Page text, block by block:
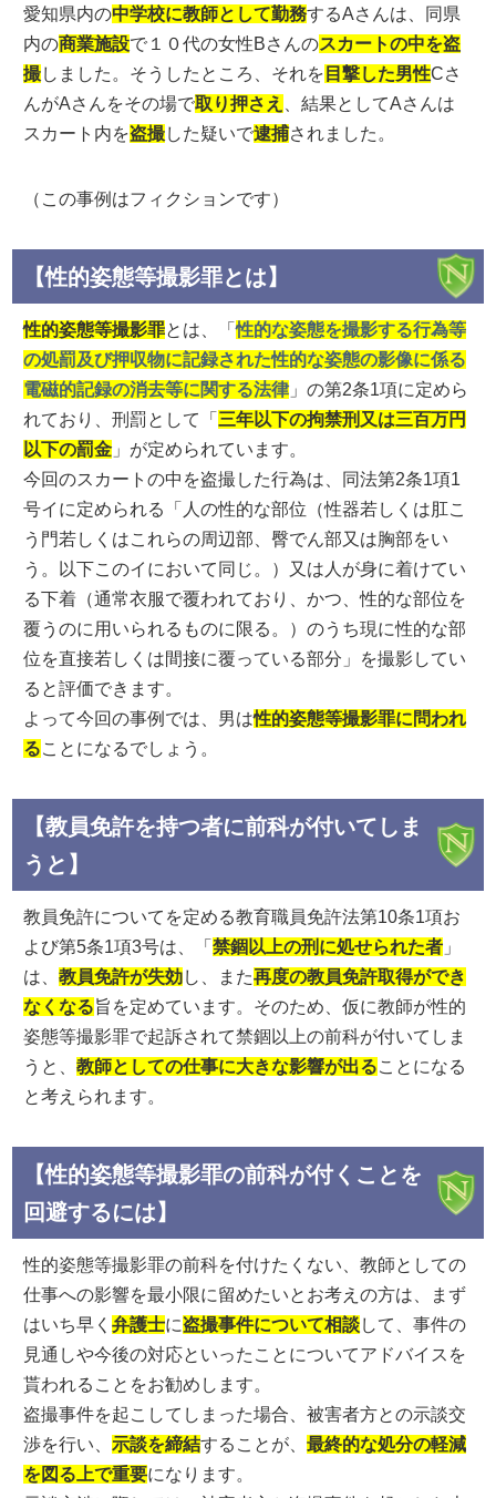
愛知県内の中学校に教師として勤務するAさんは、同県
内の商業施設で１０代の女性Bさんのスカートの中を盗
撮しました。そうしたところ、それを 目撃した男性Cさ
んがAさんをその場で取り押さえ
、結果としてAさんは
スカート内を盗撮した疑いで逮捕されました。
（この事例はフィクションです）
【性的姿態等撮影罪とは】
性的姿態等撮影罪とは、「性的な姿態を撮影する行為等
の処罰及び押収物に記録された性的な姿態の影像に係る
電磁的記録の消去等に関する法律 」の第2条1項に定めら
れており、刑罰として「 三年以下の拘禁刑又は三百万円
以下の罰金 」が定められています。
今回のスカートの中を盗撮した行為は、同法第2条1項1
号イに定められる「人の性的な部位（性器若しくは肛こ
う門若しくはこれらの周辺部、臀でん部又は胸部をい
う。以下このイにおいて同じ。）又は人が身に着けてい
る下着（通常衣服で覆われており、かつ、性的な部位を
覆うのに用いられるものに限る。）のうち現に性的な部
位を直接若しくは間接に覆っている部分」を撮影してい
ると評価できます。
よって今回の事例では、男は性的姿態等撮影罪に問われ
ることになるでしょう。
【教員免許を持つ者に前科が付いてしま
うと】
教員免許についてを定める教育職員免許法第10条1項お
よび第5条1項3号は、「禁錮以上の刑に処せられた者 」
は、教員免許が失効し、また再度の教員免許取得ができ
なくなる旨を定めています。そのため、仮に教師が性的
姿態等撮影罪で起訴されて禁錮以上の前科が付いてしま
うと、教師としての仕事に大きな影響が出ることになる
と考えられます。
【性的姿態等撮影罪の前科が付くことを
回避するには】
性的姿態等撮影罪の前科を付けたくない、教師としての
仕事への影響を最小限に留めたいとお考えの方は、まず
はいち早く弁護士に盗撮事件について相談して、事件の
見通しや今後の対応といったことについてアドバイスを
貰われることをお勧めします。
盗撮事件を起こしてしまった場合、被害者方との示談交
渉を行い、示談を締結することが、最終的な処分の軽減
を図る上で重要になります。